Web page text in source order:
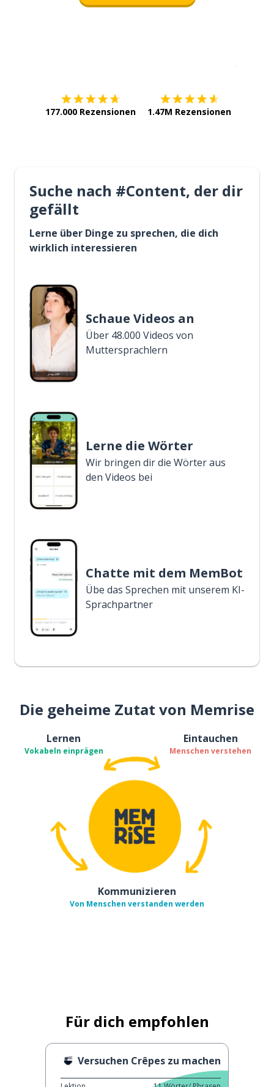
177.000 Rezensionen 1.47M Rezensionen
Suche nach #Content, der dir
gefällt
Lerne über Dinge zu sprechen, die dich
wirklich interessieren
Schaue Videos an
Über 48.000 Videos von
Muttersprachlern
Lerne die Wörter
Wir bringen dir die Wörter aus
den Videos bei
Chatte mit dem MemBot
Übe das Sprechen mit unserem KI-
Sprachpartner
Die geheime Zutat von Memrise
Lernen
Vokabeln einprägen
Eintauchen
Menschen verstehen
Kommunizieren
Von Menschen verstanden werden
Für dich empfohlen
Versuchen Crêpes zu machen